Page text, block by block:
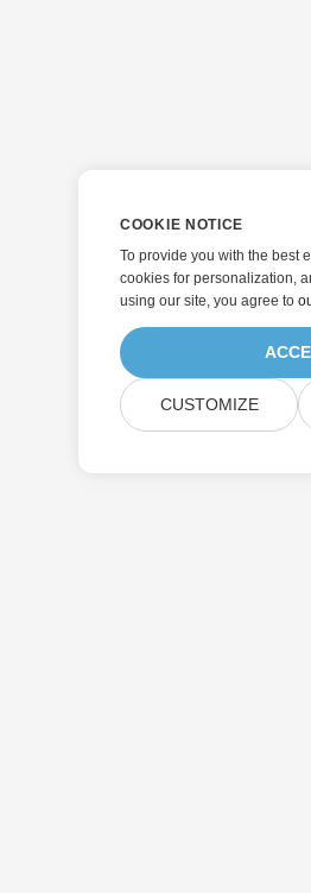
COOKIE NOTICE
To provide you with the best
cookies for personalization,
using our site, you agree to
CUSTOMIZE